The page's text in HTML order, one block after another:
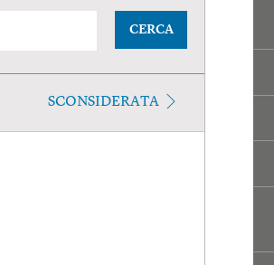
CERCA
SCONSIDERATA